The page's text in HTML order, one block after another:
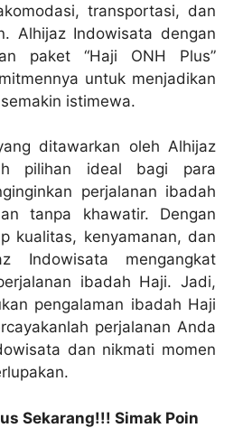
transportasi, dan
Alhijaz Indowisata dengan
paket “Haji ONH Plus”
untuk menjadikan
istimewa.
ditawarkan oleh Alhijaz
pilihan ideal bagi para
perjalanan ibadah
tanpa khawatir. Dengan
kualitas, kenyamanan, dan
Indowisata mengangkat
ibadah Haji. Jadi,
pengalaman ibadah Haji
perjalanan Anda
dan nikmati momen
Sekarang!!! Simak Poin